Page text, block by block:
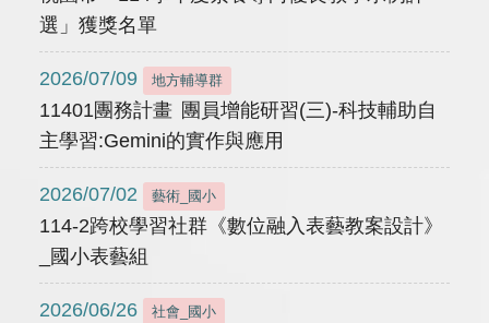
選」獲獎名單
2026/07/09 地方輔導群
11401團務計畫 團員增能研習(三)-科技輔助自
主學習:Gemini的實作與應用
2026/07/02 藝術_國小
114-2跨校學習社群《數位融入表藝教案設計》
_國小表藝組
2026/06/26 社會_國小